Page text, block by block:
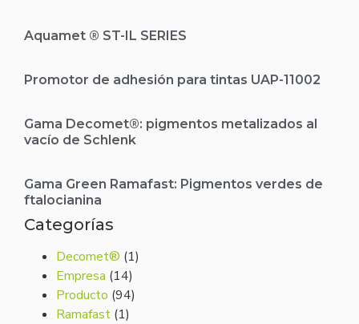
Aquamet ® ST-IL SERIES
Promotor de adhesión para tintas UAP-11002
Gama Decomet®: pigmentos metalizados al
vacío de Schlenk
Gama Green Ramafast: Pigmentos verdes de
ftalocianina
Categorías
Decomet® (1)
Empresa (14)
Producto (94)
Ramafast (1)